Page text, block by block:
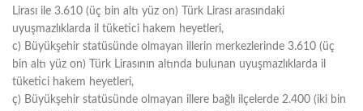
Lirası ile 3.610 (üç bin altı yüz on) Türk Lirası arasındaki
uyuşmazlıklarda il tüketici hakem heyetleri,
c) Büyükşehir statüsünde olmayan illerin merkezlerinde 3.610 (üç
bin altı yüz on) Türk Lirasının altında bulunan uyuşmazlıklarda il
tüketici hakem heyetleri,
ç) Büyükşehir statüsünde olmayan illere bağlı ilçelerde 2.400 (iki bin